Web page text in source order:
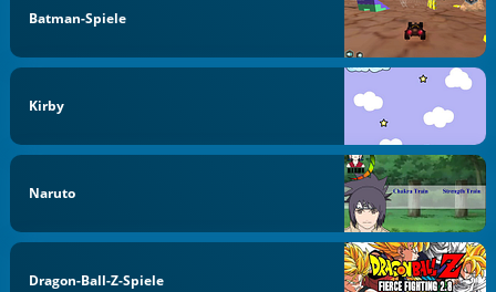
Batman-Spiele
Kirby
Naruto
Dragon-Ball-Z-Spiele